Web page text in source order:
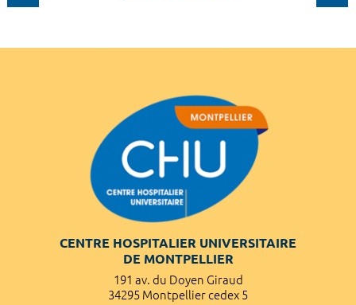
CENTRE HOSPITALIER UNIVERSITAIRE
DE MONTPELLIER
191 av. du Doyen Giraud
34295 Montpellier cedex 5